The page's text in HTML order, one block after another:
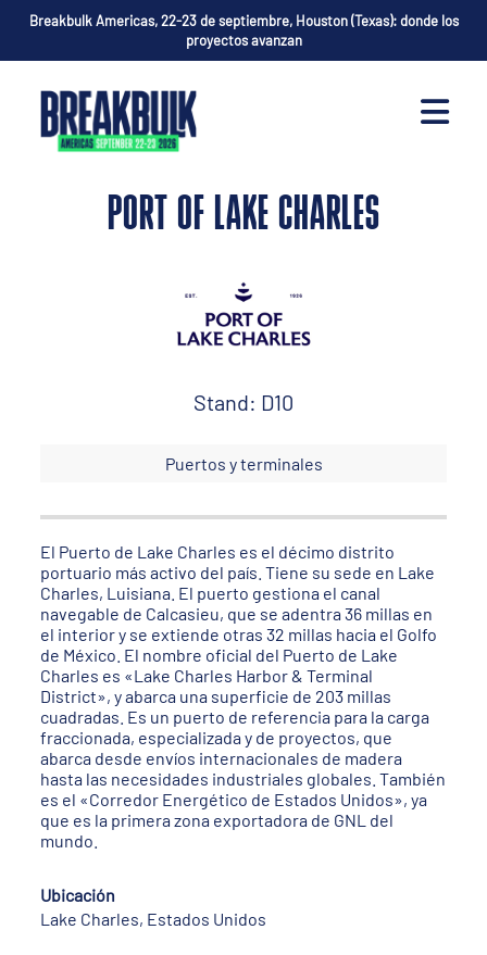
Breakbulk Americas, 22-23 de septiembre, Houston (Texas): donde los
proyectos avanzan
PORT OF LAKE CHARLES
Stand: D10
Puertos y terminales
El Puerto de Lake Charles es el décimo distrito
portuario más activo del país. Tiene su sede en Lake
Charles, Luisiana. El puerto gestiona el canal
navegable de Calcasieu, que se adentra 36 millas en
el interior y se extiende otras 32 millas hacia el Golfo
de México. El nombre oficial del Puerto de Lake
Charles es «Lake Charles Harbor & Terminal
District», y abarca una superficie de 203 millas
cuadradas. Es un puerto de referencia para la carga
fraccionada, especializada y de proyectos, que
abarca desde envíos internacionales de madera
hasta las necesidades industriales globales. También
es el «Corredor Energético de Estados Unidos», ya
que es la primera zona exportadora de GNL del
mundo.
Ubicación
Lake Charles, Estados Unidos